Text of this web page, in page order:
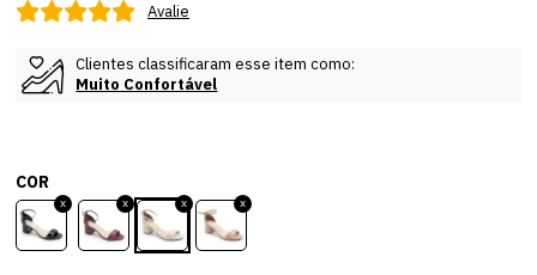
Avalie
Clientes classificaram esse item como:
Muito Confortável
COR